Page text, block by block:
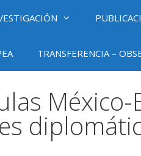
TRANSFERENCIA –